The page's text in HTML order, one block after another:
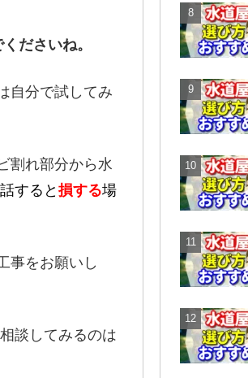
ださいね。
自分で試してみ
割れ部分から水
すると損する場
事をお願いし
談してみるのは